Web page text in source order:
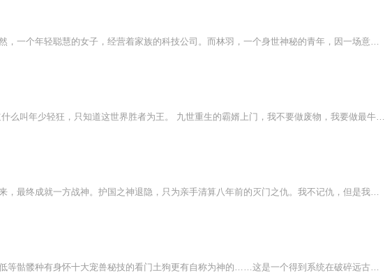
在繁华都市的角落，苏然，一个年轻聪慧的女子，经营着家族的科技公司。而林羽，一个身世神秘的青年，因一场意外失去了部分记忆，流落在街头。一次偶然，苏然遭遇危险，林羽挺身而出，救下了她。苏然的父亲苏正雄为了报答林羽，又看他无依无靠，便让他入赘...
【内容简介】 我不知道什么叫年少轻狂，只知道这世界胜者为王。 九世重生的霸婿上门，我不要做废物，我要做最牛的赘婿！【作者/主播简介】作者：卫龙西，网络小说作家，代表作有《最牛赘婿》、《最强兵王》。主播：黑乐电台【购买须知】1、本作品为付费有...
年少时被灭门，苟活下来，最终成就一方战神。护国之神退隐，只为亲手清算八年前的灭门之仇。我不记仇，但是我一定会报仇！
有一刀斩杀黄金巨龙的低等骷髅种有身怀十大宠兽秘技的看门土狗更有自称为神的……这是一个得到系统在破碎远古培育宠兽的故事。当荣光覆灭，黄泉逆流，昔日的存在将再度回归，一切都是毁灭！